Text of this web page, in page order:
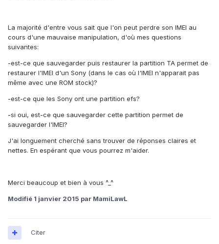
La majorité d'entre vous sait que l'on peut perdre son IMEI au
cours d'une mauvaise manipulation, d'où mes questions
suivantes:
-est-ce que sauvegarder puis restaurer la partition TA permet de
restaurer l'IMEI d'un Sony (dans le cas où l'IMEI n'apparait pas
même avec une ROM stock)?
-est-ce que les Sony ont une partition efs?
-si oui, est-ce que sauvegarder cette partition permet de
sauvegarder l'IMEI?
J'ai longuement cherché sans trouver de réponses claires et
nettes. En espérant que vous pourrez m'aider.
Merci beaucoup et bien à vous ^_^
Modifié 1 janvier 2015 par MamiLawL
Citer